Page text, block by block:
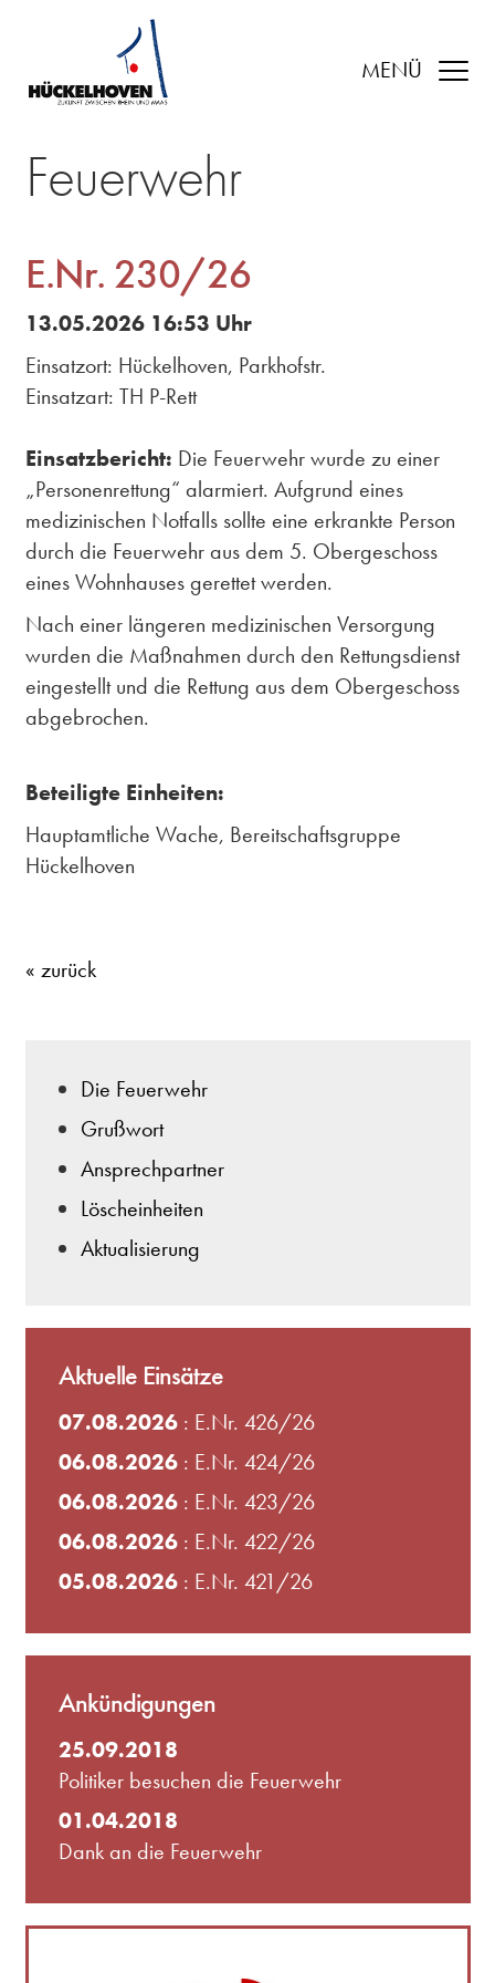
MENÜ
Feuerwehr
E.Nr. 230/26
13.05.2026 16:53 Uhr
Einsatzort: Hückelhoven, Parkhofstr.
Einsatzart: TH P-Rett
Einsatzbericht: Die Feuerwehr wurde zu einer
„Personenrettung“ alarmiert. Aufgrund eines
medizinischen Notfalls sollte eine erkrankte Person
durch die Feuerwehr aus dem 5. Obergeschoss
eines Wohnhauses gerettet werden.
Nach einer längeren medizinischen Versorgung
wurden die Maßnahmen durch den Rettungsdienst
eingestellt und die Rettung aus dem Obergeschoss
abgebrochen.
Beteiligte Einheiten:
Hauptamtliche Wache, Bereitschaftsgruppe
Hückelhoven
« zurück
Die Feuerwehr
Grußwort
Ansprechpartner
Löscheinheiten
Aktualisierung
Aktuelle Einsätze
07.08.2026: E.Nr. 426/26
06.08.2026: E.Nr. 424/26
06.08.2026: E.Nr. 423/26
06.08.2026: E.Nr. 422/26
05.08.2026: E.Nr. 421/26
Ankündigungen
25.09.2018
Politiker besuchen die Feuerwehr
01.04.2018
Dank an die Feuerwehr